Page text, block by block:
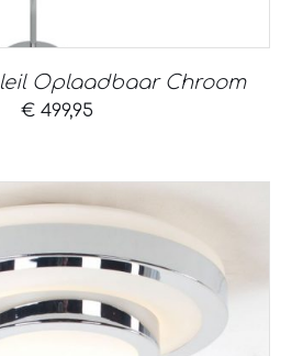
Oplaadbaar Chroom
€ 499,95